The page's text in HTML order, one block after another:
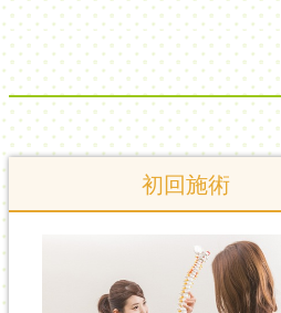
初回施術